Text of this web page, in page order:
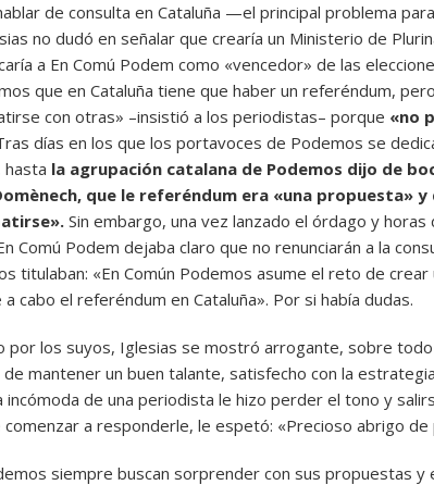
de consulta en Cataluña —el principal problema
no dudó en señalar que crearía un Ministerio de
a En Comú Podem como «vencedor» de las
que en Cataluña tiene que haber un referéndum,
con otras» –insistió a los periodistas– porque «no
días en los que los portavoces de Podemos se
hasta la agrupación catalana de Podemos dijo de
que le referéndum era «una propuesta»
Sin embargo, una vez lanzado el órdago y
Comú Podem dejaba claro que no renunciarán a la
titulaban: «En Común Podemos asume el reto de
a cabo el referéndum en Cataluña». Por si había dudas.
por los suyos, Iglesias se mostró arrogante, sobre todo
mantener un buen talante, satisfecho con la
incómoda de una periodista le hizo perder el tono y
a responderle, le espetó: «Precioso abrigo
siempre buscan sorprender con sus propuestas y